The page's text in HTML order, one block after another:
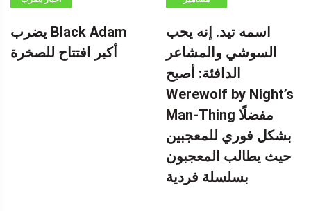
أكبر افتتاح
للصخرة -إعلان-
يضرب Black Adam
أكبر افتتاح للصخرة
اسمه تيد. إنه يحب
السوشي والمشاعر
الدافئة: أصبح
Werewolf by Night’s
Man-Thing مفضلًا
بشكل فوري للمعجبين
حيث يطالب المعجبون
بسلسلة فردية